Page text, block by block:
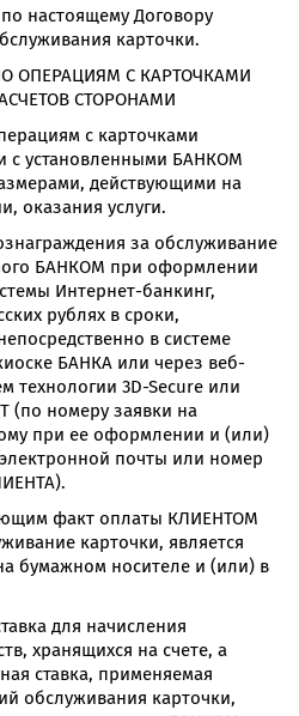
настоящему Договору
карточки.
ОПЕРАЦИЯМ С КАРТОЧКАМИ
СТОРОНАМИ
с карточками
с установленными БАНКОМ
действующими на
оказания услуги.
за обслуживание
БАНКОМ при оформлении
Интернет-банкинг,
рублях в сроки,
в системе
БАНКА или через веб-
технологии 3D-Secure или
(по номеру заявки на
при ее оформлении и (или)
почты или номер
факт оплаты КЛИЕНТОМ
карточки, является
бумажном носителе и (или) в
для начисления
хранящихся на счете, а
ставка, применяемая
обслуживания карточки,